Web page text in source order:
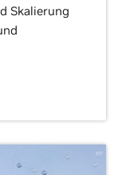
Skalierung